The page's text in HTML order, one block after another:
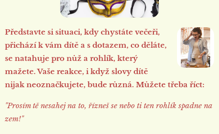
Představte si situaci, kdy chystáte večeři,
přichází k vám dítě a s dotazem, co děláte,
se natahuje pro nůž a rohlík, který
mažete. Vaše reakce, i když slovy dítě
nijak neoznačkujete, bude různá. Můžete třeba říct:
"Prosím tě nesahej na to, řízneš se nebo ti ten rohlík spadne na
zem!"